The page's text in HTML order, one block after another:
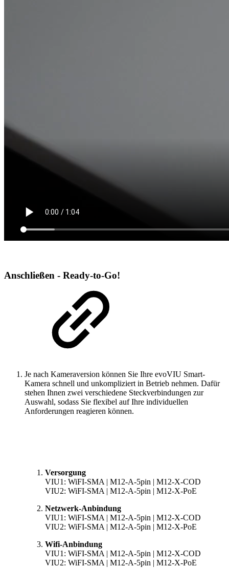
Anschließen - Ready-to-Go!
Je nach Kameraversion können Sie Ihre evoVIU Smart-
Kamera schnell und unkompliziert in Betrieb nehmen. Dafür
stehen Ihnen zwei verschiedene Steckverbindungen zur
Auswahl, sodass Sie flexibel auf Ihre individuellen
Anforderungen reagieren können.
Versorgung
VIU1: WiFI-SMA| M12-A-5pin | M12-X-COD
VIU2: WiFI-SMA| M12-A-5pin | M12-X-PoE
Netzwerk-Anbindung
VIU1: WiFI-SMA| M12-A-5pin | M12-X-COD
VIU2: WiFI-SMA| M12-A-5pin | M12-X-PoE
Wifi-Anbindung
VIU1: WiFI-SMA| M12-A-5pin | M12-X-COD
VIU2: WiFI-SMA| M12-A-5pin | M12-X-PoE